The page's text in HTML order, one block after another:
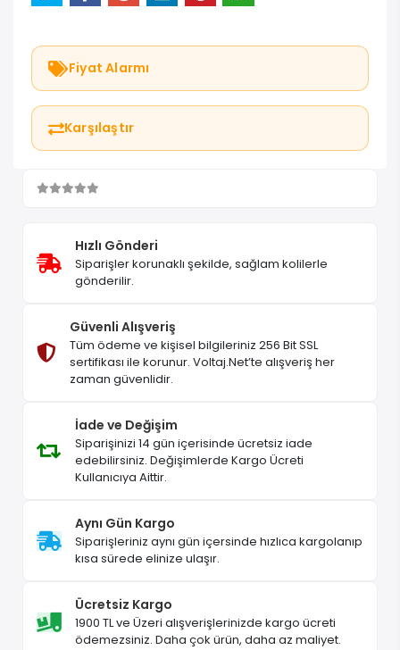
Fiyat Alarmı
Karşılaştır
Hızlı Gönderi
Siparişler korunaklı şekilde, sağlam kolilerle
gönderilir.
Güvenli Alışveriş
Tüm ödeme ve kişisel bilgileriniz 256 Bit SSL
sertifikası ile korunur. Voltaj.Net’te alışveriş her
zaman güvenlidir.
İade ve Değişim
Siparişinizi 14 gün içerisinde ücretsiz iade
edebilirsiniz. Değişimlerde Kargo Ücreti
Kullanıcıya Aittir.
Aynı Gün Kargo
Siparişleriniz aynı gün içersinde hızlıca kargolanıp
kısa sürede elinize ulaşır.
Ücretsiz Kargo
1900 TL ve Üzeri alışverişlerinizde kargo ücreti
ödemezsiniz. Daha çok ürün, daha az maliyet.